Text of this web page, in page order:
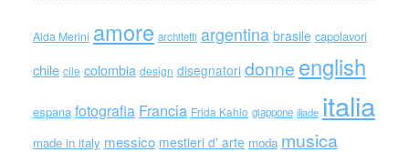
Alda Merini amore architetti argentina brasile capolavori
chile cile colombia design disegnatori donne english
espana fotografia Francia Frida Kahlo giappone iliade italia
made in italy messico mestieri d' arte moda musica